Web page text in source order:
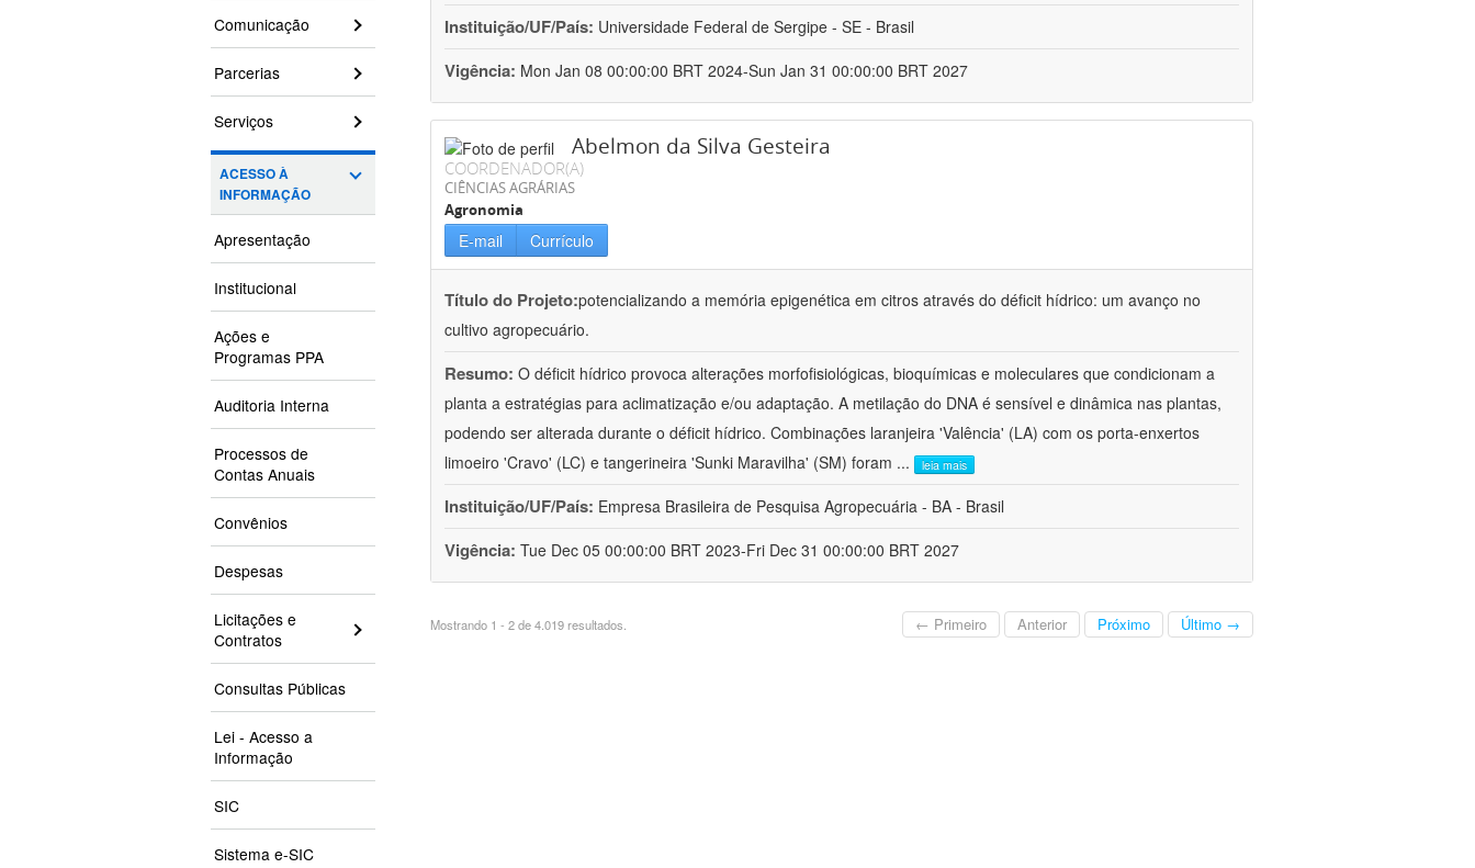
Comunicação
Parcerias
Serviços
ACESSO À
INFORMAÇÃO
Apresentação
Institucional
Ações e
Programas PPA
Auditoria Interna
Processos de
Contas Anuais
Convênios
Despesas
Licitações e
Contratos
Consultas Públicas
Lei - Acesso a
Informação
SIC
Sistema e-SIC
Instituição/UF/País: Universidade Federal de Sergipe - SE - Brasil
Vigência: Mon Jan 08 00:00:00 BRT 2024-Sun Jan 31 00:00:00 BRT 2027
Abelmon da Silva Gesteira
COORDENADOR(A)
CIÊNCIAS AGRÁRIAS
Agronomia
E-mail Currículo
Título do Projeto:potencializando a memória epigenética em citros através do déficit hídrico: um avanço no
cultivo agropecuário.
Resumo: O déficit hídrico provoca alterações morfofisiológicas, bioquímicas e moleculares que condicionam a
planta a estratégias para aclimatização e/ou adaptação. A metilação do DNA é sensível e dinâmica nas plantas,
podendo ser alterada durante o déficit hídrico. Combinações laranjeira 'Valência' (LA) com os porta-enxertos
limoeiro 'Cravo' (LC) e tangerineira 'Sunki Maravilha' (SM) foram ... leia mais
Instituição/UF/País: Empresa Brasileira de Pesquisa Agropecuária - BA - Brasil
Vigência: Tue Dec 05 00:00:00 BRT 2023-Fri Dec 31 00:00:00 BRT 2027
Mostrando 1 - 2 de 4.019 resultados. ← Primeiro Anterior Próximo Último →